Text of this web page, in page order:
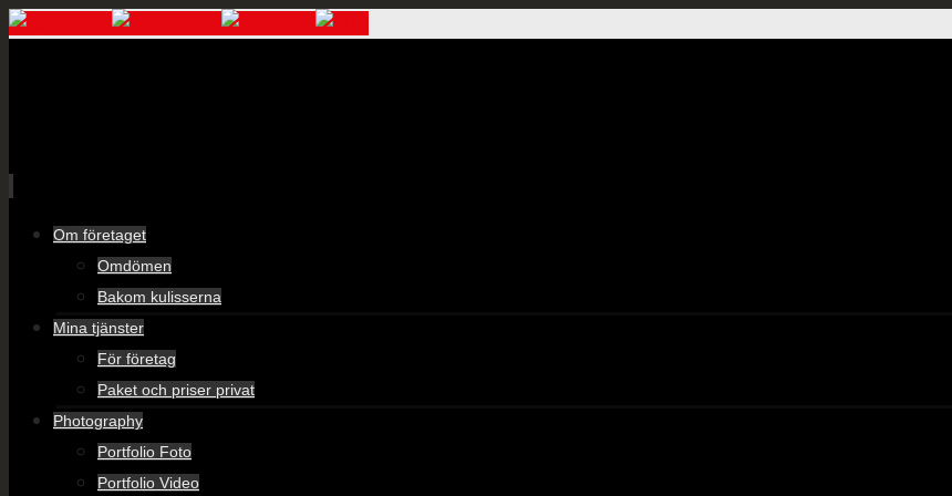
Skip
Om företaget
Omdömen
Bakom kulisserna
Mina tjänster
För företag
Paket och priser privat
Photography
Portfolio Foto
Portfolio Video